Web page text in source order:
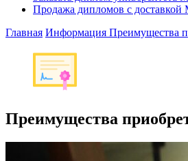
Продажа дипломов с доставкой
Главная Информация Преимущества
Преимущества